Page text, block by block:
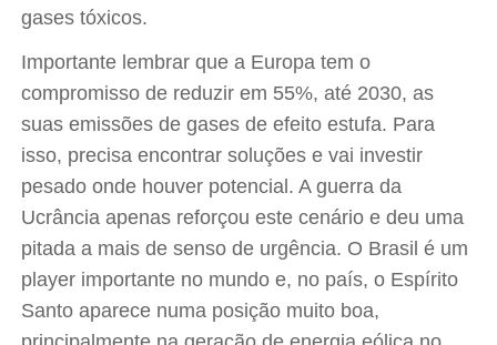
gases tóxicos.
Importante lembrar que a Europa tem o
compromisso de reduzir em 55%, até 2030, as
suas emissões de gases de efeito estufa. Para
isso, precisa encontrar soluções e vai investir
pesado onde houver potencial. A guerra da
Ucrância apenas reforçou este cenário e deu uma
pitada a mais de senso de urgência. O Brasil é um
player importante no mundo e, no país, o Espírito
Santo aparece numa posição muito boa,